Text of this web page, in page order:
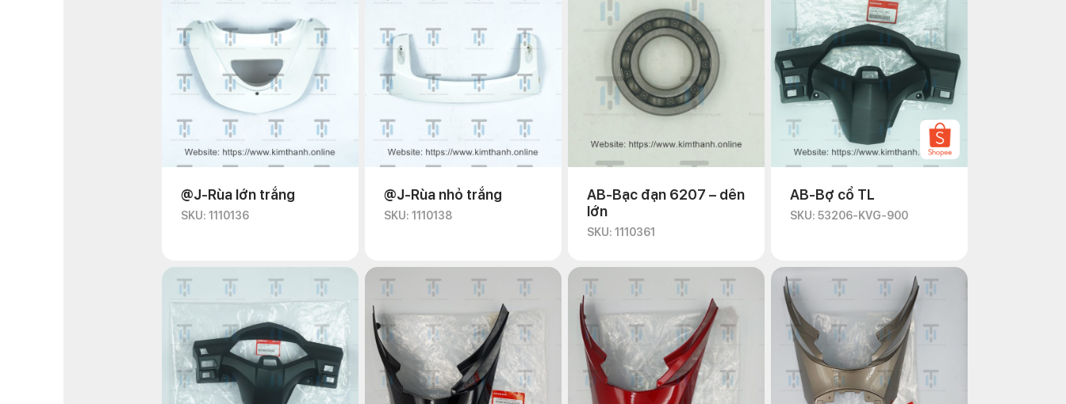
@J-Rùa lớn trắng
SKU: 1110136
@J-Rùa nhỏ trắng
SKU: 1110138
AB-Bạc đạn 6207 – dên
lớn
SKU: 1110361
AB-Bợ cổ TL
SKU: 53206-KVG-900